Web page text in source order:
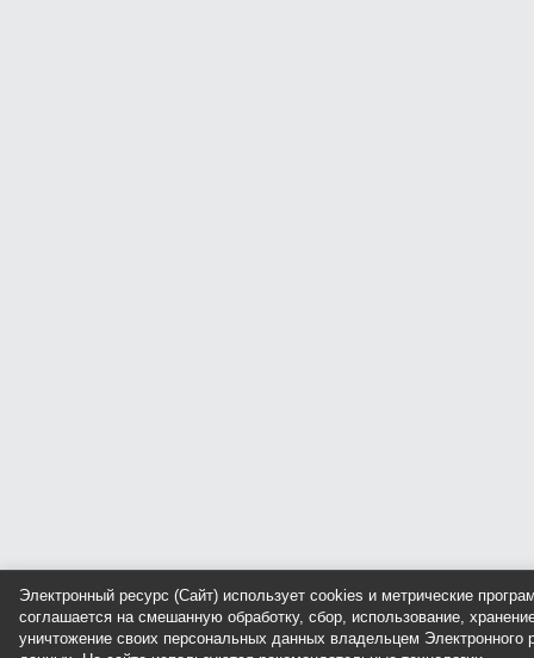
Электронный ресурс (Сайт) использует cookies и метрические
соглашается на смешанную обработку, сбор, использование,
уничтожение своих персональных данных владельцем Электронного